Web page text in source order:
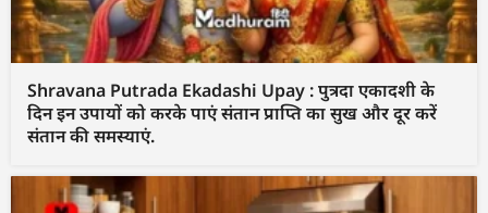
Shravana Putrada Ekadashi Upay : पुत्रदा एकादशी के
दिन इन उपायों को करके पाएं संतान प्राप्ति का सुख और दूर करें
संतान की समस्याएं.